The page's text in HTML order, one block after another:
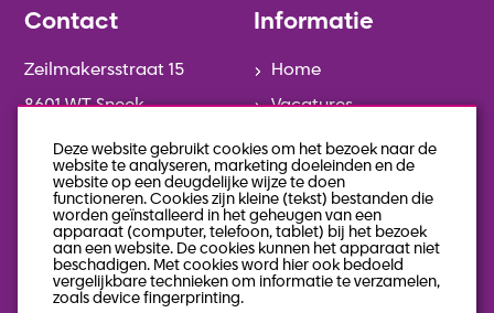
Contact
Zeilmakersstraat 15
8601 WT Sneek
0515-746014
info@jobz-on.nl
Informatie
Home
Vacatures
Diensten
Over Jobz-on
Contact
Keek op de week
Actueel
Deze website gebruikt cookies om het bezoek naar de
website te analyseren, marketing doeleinden en de
website op een deugdelijke wijze te doen
functioneren. Cookies zijn kleine (tekst) bestanden die
worden geïnstalleerd in het geheugen van een
apparaat (computer, telefoon, tablet) bij het bezoek
aan een website. De cookies kunnen het apparaat niet
beschadigen. Met cookies word hier ook bedoeld
vergelijkbare technieken om informatie te verzamelen,
zoals device fingerprinting.